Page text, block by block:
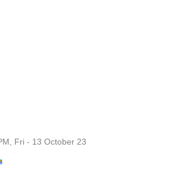
Fri - 13 October 23